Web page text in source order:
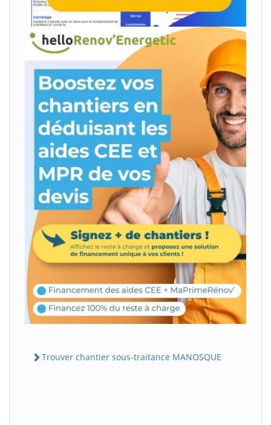
Trouver chantier sous-traitance MANOSQUE